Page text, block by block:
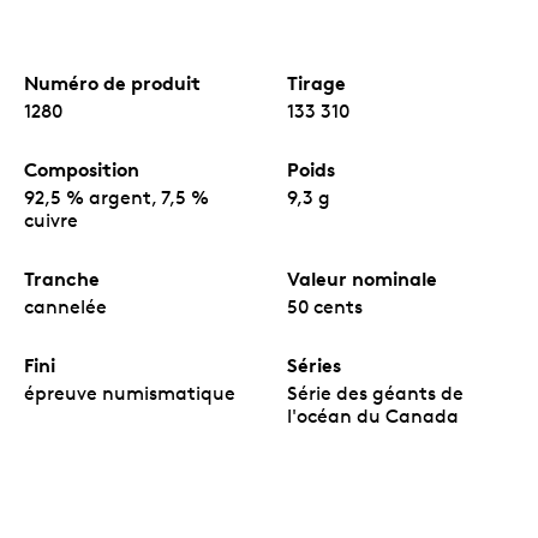
Numéro de produit
1280
Tirage
133 310
Composition
92,5 % argent, 7,5 %
cuivre
Poids
9,3 g
Tranche
cannelée
Valeur nominale
50 cents
Fini
épreuve numismatique
Séries
Série des géants de
l'océan du Canada